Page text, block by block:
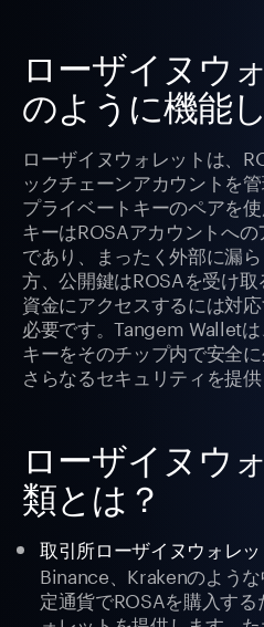
ローザイヌウ
のように機能
ローザイヌウォレットは、
ックチェーンアカウントを
プライベートキーのペアを
キーはROSAアカウントへ
であり、まったく外部に漏
方、公開鍵はROSAを受け取
資金にアクセスするには対
必要です。Tangem Wallet
キーをそのチップ内で安全に
さらなるセキュリティを提供
ローザイヌウ
類とは？
取引所ローザイヌウォレッ
Binance、Krakenのよう
定通貨でROSAを購入す